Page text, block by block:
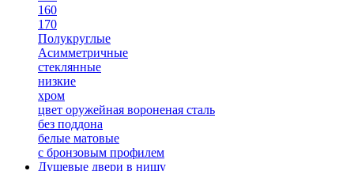
160
170
Полукруглые
Асимметричные
стеклянные
низкие
хром
цвет оружейная вороненая сталь
без поддона
белые матовые
с бронзовым профилем
Душевые двери в нишу